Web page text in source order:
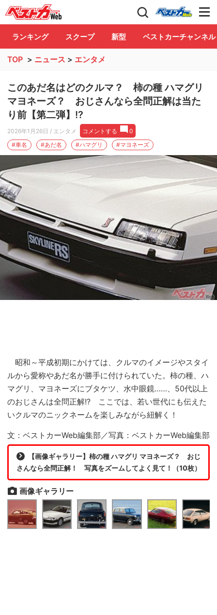
自動車情報誌「ベストカー」 Club
ランキング スクープ 新型 ベストカーチャンネル
TOP > ニュース > エンタメ
このあだ名はどのクルマ？ 柿の種 ハマグリ
マヨネーズ？ おじさんなら全問正解は当た
り前【第二弾】!?
2026年1月26日 / エンタメ コメントする
0
#車名
#あだ名 #ハマグリ #マヨネーズ
昭和～平成初期にかけては、クルマのイメージやスタイ
ルから愛称やあだ名が勝手に付けられていた。柿の種、ハ
マグリ、マヨネーズにブタケツ、水中眼鏡……、50代以上
のおじさんは全問正解!? ここでは、若い世代にも伝えた
いクルマのニックネームを楽しみながら紐解く！
文：ベストカーWeb編集部／写真：ベストカーWeb編集部
【画像ギャラリー】柿の種 ハマグリ マヨネーズ？ おじ
さんなら全問正解！ 写真をズームしてよく見て！（10枚）
画像ギャラリー